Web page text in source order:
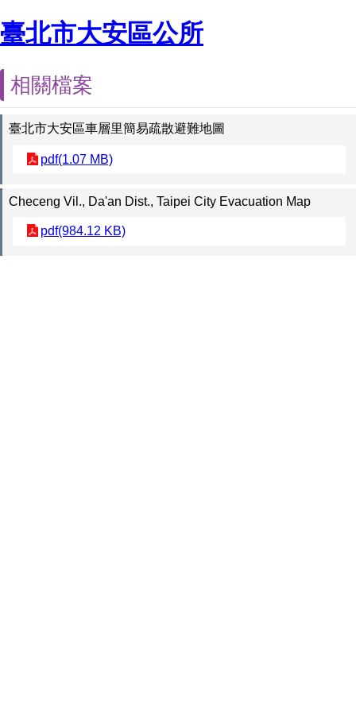
臺北市大安區公所
相關檔案
臺北市大安區車層里簡易疏散避難地圖
pdf(1.07 MB)
Checeng Vil., Da'an Dist., Taipei City Evacuation Map
pdf(984.12 KB)